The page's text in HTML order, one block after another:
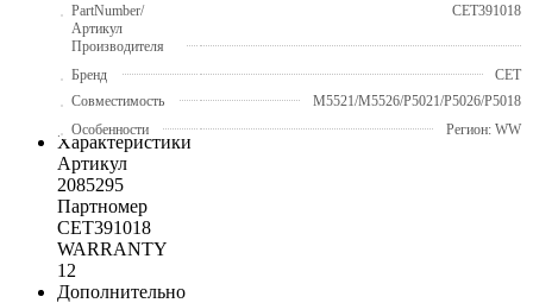
PartNumber/
Артикул
Производителя
CET391018
Бренд
CET
Совместимость
M5521/M5526/P5021/P5026/P5018
Особенности
Регион: WW
Характеристики
Артикул
2085295
Партномер
CET391018
WARRANTY
12
Дополнительно